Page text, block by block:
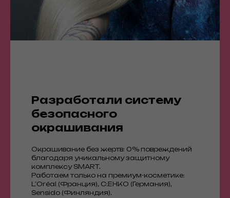
Разработали систему
безопасного
окрашивания
Окрашивание без жертв: 0% повреждений
благодаря уникальному защитному
комплексу SMART.
Работаем только на премиум-косметике:
L’Oréal (Франция), C:EHKO (Германия),
Sensido (Финляндия).